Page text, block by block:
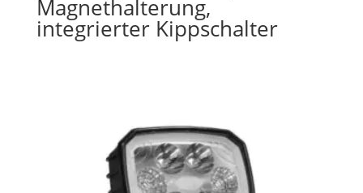
Magnethalterung,
integrierter Kippschalter